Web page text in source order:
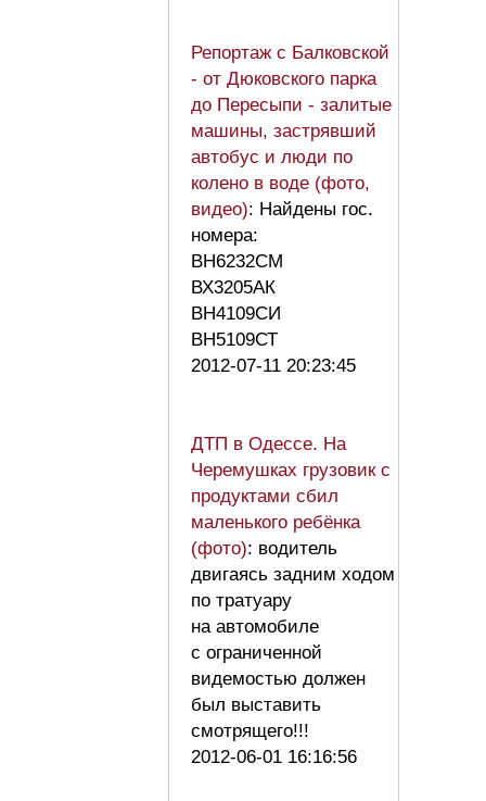
Репортаж с Балковской
- от Дюковского парка
до Пересыпи - залитые
машины, застрявший
автобус и люди по
колено в воде (фото,
видео): Найдены гос.
номера:
ВН6232СМ
ВХ3205АК
ВН4109СИ
ВН5109СТ
2012-07-11 20:23:45
ДТП в Одессе. На
Черемушках грузовик с
продуктами сбил
маленького ребёнка
(фото): водитель
двигаясь задним ходом
по тратуару
на автомобиле
с ограниченной
видемостью должен
был выставить
смотрящего!!!
2012-06-01 16:16:56